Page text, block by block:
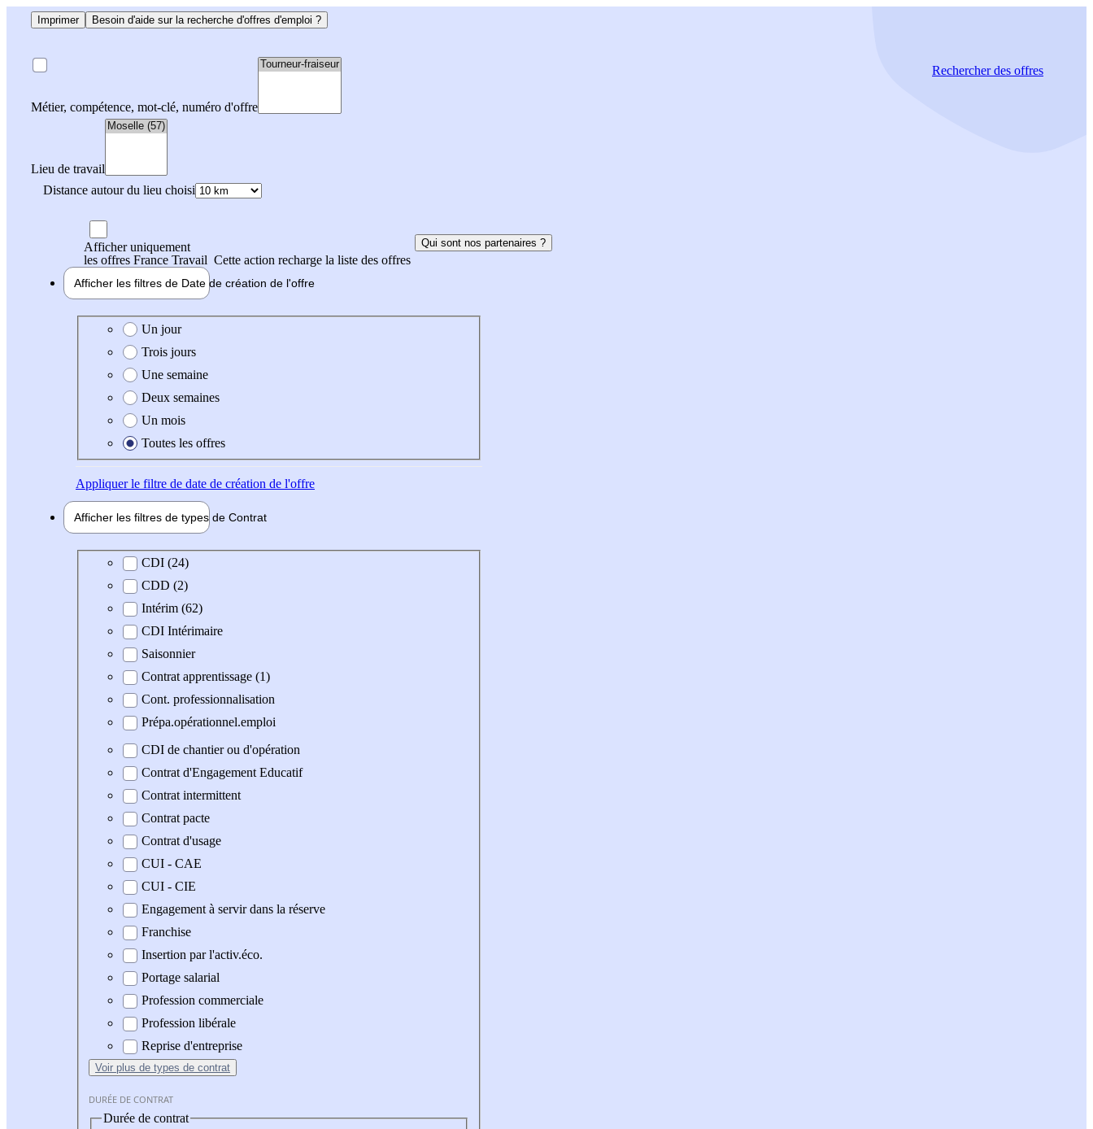
Imprimer Besoin d'aide sur la recherche d'offres d'emploi ?
Métier, compétence, mot-clé, numéro d'offre
Lieu de travail
Distance autour du lieu choisi
Rechercherdes offres
Afficher uniquement
les offres France Travail Cette action recharge la liste des offres
Qui sont nos partenaires ?
Afficher les filtres de Date de création de l'offre
Date de création de l'offre
Un jour
Trois jours
Une semaine
Deux semaines
Un mois
Toutes les offres
Appliquerle filtre de date de création de l'offre
Afficher les filtres de types de Contrat
Type de contratCDI (24)
CDD (2)
Intérim (62)
CDI Intérimaire
Saisonnier
Contrat apprentissage (1)
Cont. professionnalisation
Prépa.opérationnel.emploi
CDI de chantier ou d'opération
Contrat d'Engagement Educatif
Contrat intermittent
Contrat pacte
Contrat d'usage
CUI - CAE
CUI - CIE
Engagement à servir dans la réserve
Franchise
Insertion par l'activ.éco.
Portage salarial
Profession commerciale
Profession libérale
Reprise d'entreprise
Voir plus de types de contrat
DURÉE DE CONTRAT
Durée de contrat